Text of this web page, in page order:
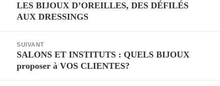
Article
précédent :
LES BIJOUX D’OREILLES, DES DÉFILÉS
AUX DRESSINGS
SUIVANT
Article
suivant :
SALONS ET INSTITUTS : QUELS BIJOUX
proposer à VOS CLIENTES?